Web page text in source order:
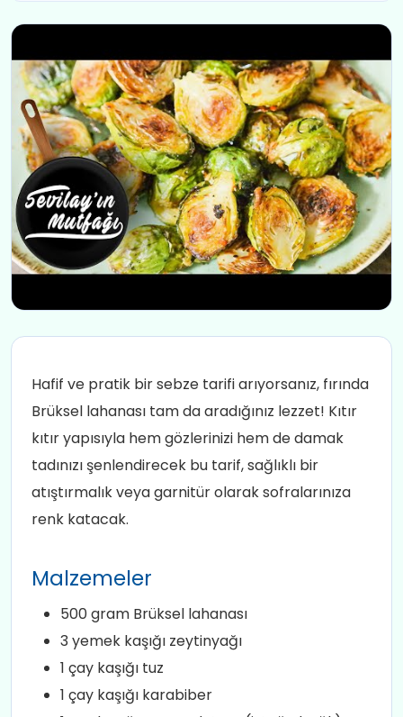
Hafif ve pratik bir sebze tarifi arıyorsanız, fırında
Brüksel lahanası tam da aradığınız lezzet! Kıtır
kıtır yapısıyla hem gözlerinizi hem de damak
tadınızı şenlendirecek bu tarif, sağlıklı bir
atıştırmalık veya garnitür olarak sofralarınıza
renk katacak.
Malzemeler
500 gram Brüksel lahanası
3 yemek kaşığı zeytinyağı
1 çay kaşığı tuz
1 çay kaşığı karabiber